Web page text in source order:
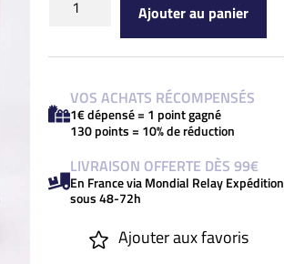
Ajouter au panier
VOS ACHATS RÉCOMPENSÉS
1€ dépensé = 1 point gagné
130 points = 10% de réduction
LIVRAISON OFFERTE DÈS 99€
En France via Mondial Relay Expédition
sous 48-72h
Ajouter aux favoris